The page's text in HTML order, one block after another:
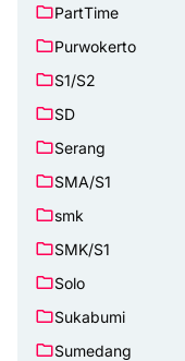
PartTime
Purwokerto
S1/S2
SD
Serang
SMA/S1
smk
SMK/S1
Solo
Sukabumi
Sumedang